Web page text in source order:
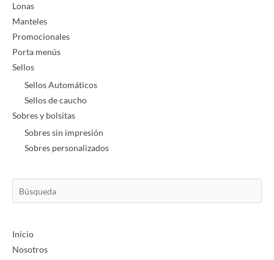
Lonas
Manteles
Promocionales
Porta menús
Sellos
Sellos Automáticos
Sellos de caucho
Sobres y bolsitas
Sobres sin impresión
Sobres personalizados
Inicio
Nosotros